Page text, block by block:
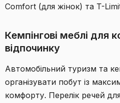
Comfort (для жінок) та T-
Кемпінгові меблі для
відпочинку
Автомобільний туризм та
організувати побут із
комфорту. Перелік речей